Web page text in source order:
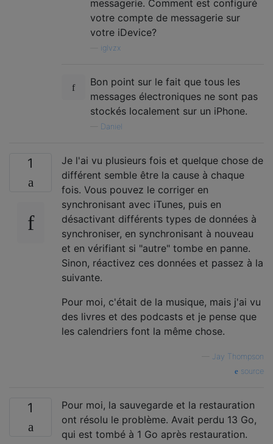
messagerie. Comment est configuré
votre compte de messagerie sur
votre iDevice?
iglvzx
Bon point sur le fait que tous les
messages électroniques ne sont pas
stockés localement sur un iPhone.
Daniel
1
Je l'ai vu plusieurs fois et quelque chose de
différent semble être la cause à chaque
fois. Vous pouvez le corriger en
synchronisant avec iTunes, puis en
désactivant différents types de données à
synchroniser, en synchronisant à nouveau
et en vérifiant si "autre" tombe en panne.
Sinon, réactivez ces données et passez à la
suivante.
Pour moi, c'était de la musique, mais j'ai vu
des livres et des podcasts et je pense que
les calendriers font la même chose.
Jay Thompson
source
1
Pour moi, la sauvegarde et la restauration
ont résolu le problème. Avait perdu 13 Go,
qui est tombé à 1 Go après restauration.